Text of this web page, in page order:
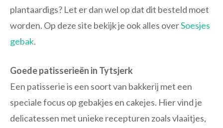
plantaardigs? Let er dan wel op dat dit besteld moet
worden. Op deze site bekijk je ook alles overSoesjes
gebak.
Goede patisserieën in Tytsjerk
Een patisserie is een soort van bakkerij met een
speciale focus op gebakjes en cakejes. Hier vind je
delicatessen met unieke recepturen zoals vlaaitjes,